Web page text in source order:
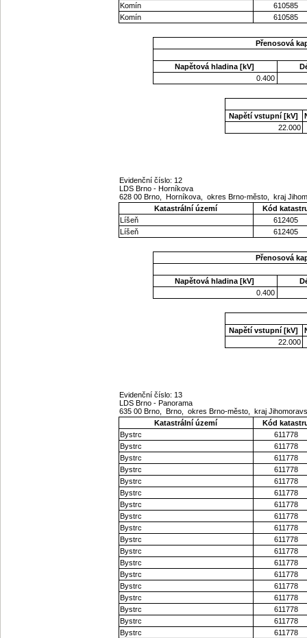
Komín
610585
Komín
610585
Přenosová
Napětová hladina [kV]
0.400
Napětí vstupní [kV]
22.000
Evidenční číslo: 12
LDS Brno - Horníkova
628 00 Brno, Horníkova, okres Brno-město, kraj
Katastrální území
Kód
Líšeň
612405
Líšeň
612405
Přenosová
Napětová hladina [kV]
0.400
Napětí vstupní [kV]
22.000
Evidenční číslo: 13
LDS Brno - Panorama
635 00 Brno, Brno, okres Brno-město, kraj
Katastrální území
Kód
Bystrc
611778
Bystrc
611778
Bystrc
611778
Bystrc
611778
Bystrc
611778
Bystrc
611778
Bystrc
611778
Bystrc
611778
Bystrc
611778
Bystrc
611778
Bystrc
611778
Bystrc
611778
Bystrc
611778
Bystrc
611778
Bystrc
611778
Bystrc
611778
Bystrc
611778
Bystrc
611778